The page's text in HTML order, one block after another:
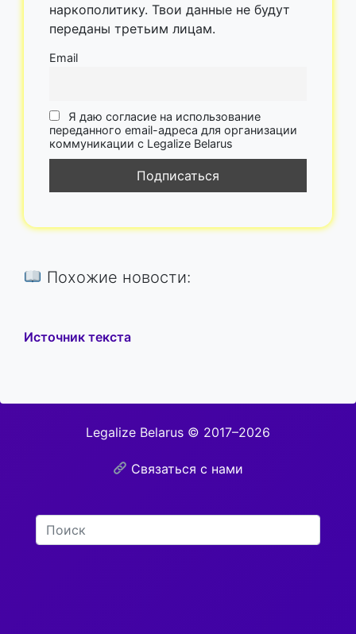
Я даю согласие на использование
переданного email-адреса для организации
коммуникации с Legalize Belarus
Похожие новости:
Источник текста